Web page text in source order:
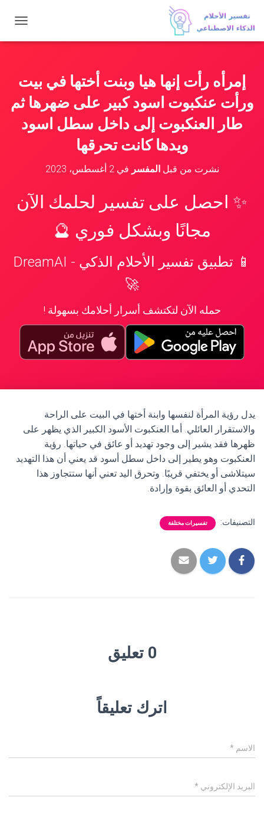
ب
ا
ت
إمرأه رأت إنها هيا وبنت أختها في بيت
ورأت عنكبوت اسود كبير على ضهرها ثم
طار العنكبوت إلى داخل سطل اسود
ويدها كانت تحرقها
نشرت من قبلالمفسر في2 أغسطس، 2023
✨ احصل على تفسير لحلمك الآن
مجانًا وبشكل فوري 🔮
📱 تطبيق تفسير الأحلام الذكي - DreamAI
🚀
حمله الآن لتكتشف أسرار أحلامك بسهولة !
يدل رؤية المرأة لنفسها وابنة أختها في البيت على الراحة
والاستقرار العائلي. أما العنكبوت الأسود الكبير الذي يظهر على
ظهرها فقد يشير إلى وجود تهديد أو عائق في حياتها. رؤية
العنكبوت وهو يطير إلى داخل سطل أسود قد يعني أن هذا التهديد
سيتلاشى أو يختفي قريبًا. وتحرق اليد تعني أنها ستتجاوز هذا
التحدي أو العائق بقوة وإرادة.
التصنيفات: تفسيرات مختلفة
0 تعليق
اترك تعليقاً
الاسم *
البريد الإلكتروني *